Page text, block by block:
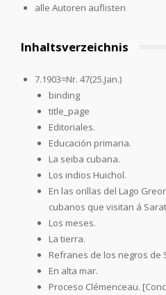
alle Autoren auflisten
Inhaltsverzeichnis
7.1903=Nr. 47(25.Jan.)
binding
title_page
Editoriales.
Educación primaria.
La seiba cubana.
Los indios Huichol.
En las orillas del Lago
cubanos que visitan á
Los meses.
La tierra.
Refranes de los negros de
En alta mar.
Proceso Clémenceau.